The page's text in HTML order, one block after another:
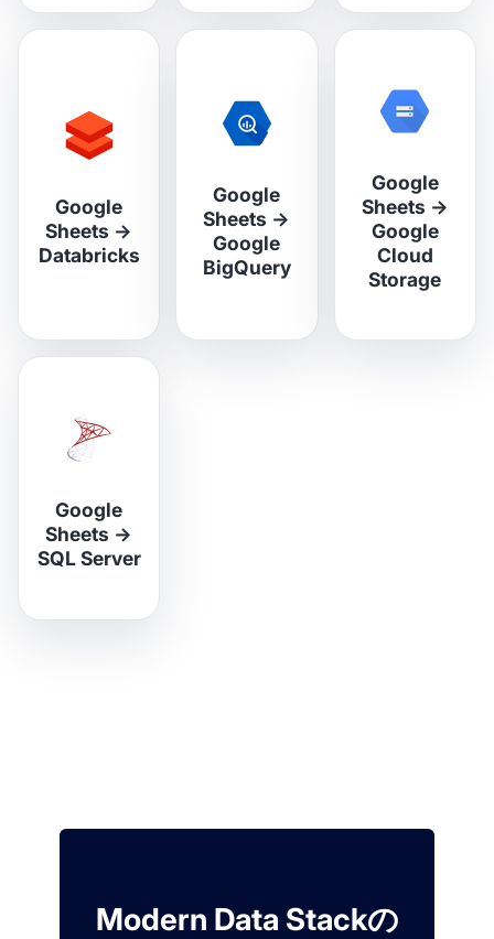
Google
Sheets →
Databricks
Google
Sheets →
Google
BigQuery
Google
Sheets →
Google
Cloud
Storage
Google
Sheets →
SQL Server
Modern Data Stackの